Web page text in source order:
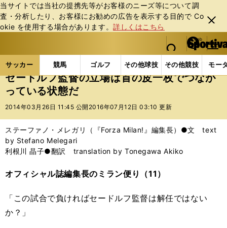
当サイトでは当社の提携先等がお客様のニーズ等について調
査・分析したり、お客様にお勧めの広告を表⽰する⽬的で Co
okie を使⽤する場合があります。詳しくはこちら
閉じ
る
web Sportiva (webスポルティーバ)
検索
マイペ
ー
ジ
メニュ
サッカー 競馬 ゴルフ その他球技 その他競技 モー
ス
ポ
ル
バ
サッカーの記事一覧 海外サッカー 海外サッカー
セードルフ監督の立場は首の皮一枚でつなが
っている状態だ
2014年03月26日 11:45 公開 2016年07月12日 03:10 更新
ステーファノ・メレガリ（『Forza Milan!』編集長）●文 text
by Stefano Melegari
利根川 晶子●翻訳 translation by Tonegawa Akiko
オフィシャル誌編集長のミラン便り（11）
「この試合で負ければセードルフ監督は解任ではない
か？」